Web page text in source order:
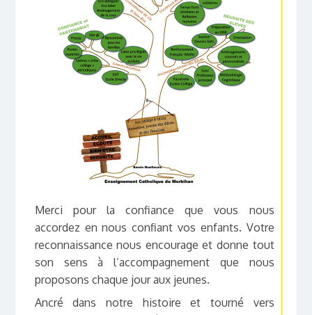
Merci pour la confiance que vous nous
accordez en nous confiant vos enfants. Votre
reconnaissance nous encourage et donne tout
son sens à l’accompagnement que nous
proposons chaque jour aux jeunes.
Ancré dans notre histoire et tourné vers